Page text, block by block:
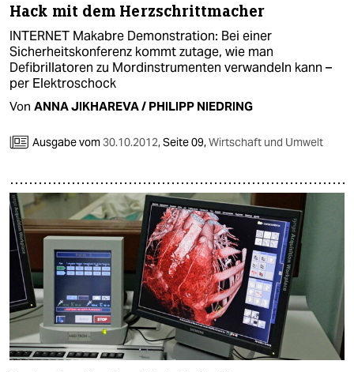
Hack mit dem Herzschrittmacher
INTERNET Makabre Demonstration: Bei einer
Sicherheitskonferenz kommt zutage, wie man
Defibrillatoren zu Mordinstrumenten verwandeln kann –
per Elektroschock
Von ANNA JIKHAREVA / PHILIPP NIEDRING
Ausgabe vom30.10.2012,Seite 09,Wirtschaft und Umwelt